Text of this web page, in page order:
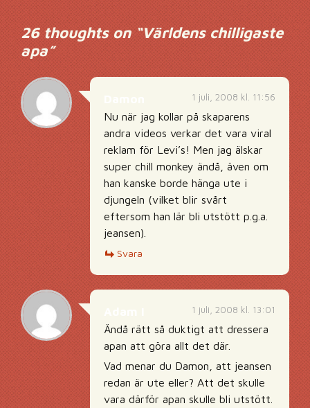
26 thoughts on “Världens chilligaste
apa”
1 juli, 2008 kl. 11:56
Nu när jag kollar på skaparens
andra videos verkar det vara viral
reklam för Levi’s! Men jag älskar
super chill monkey ändå, även om
han kanske borde hänga ute i
djungeln (vilket blir svårt
eftersom han lär bli utstött p.g.a.
jeansen).
Svara
1 juli, 2008 kl. 13:01
Ändå rätt så duktigt att dressera
apan att göra allt det där.
Vad menar du Damon, att jeansen
redan är ute eller? Att det skulle
vara därför apan skulle bli utstött.